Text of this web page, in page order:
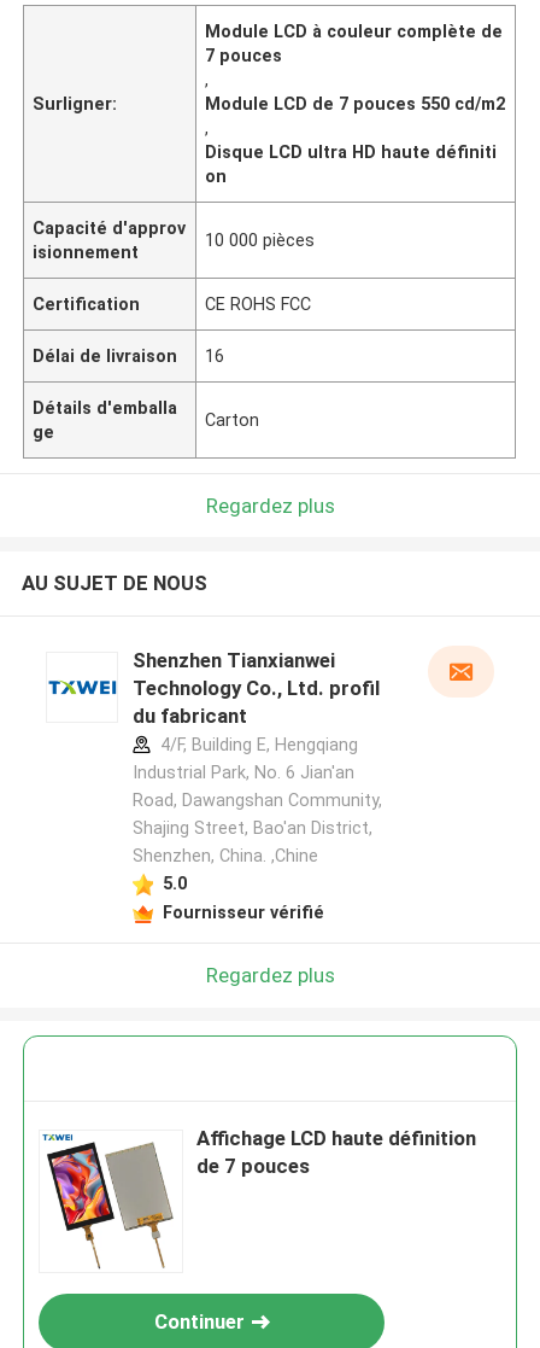
Surligner:
Module LCD à couleur complète de
7 pouces
,
Module LCD de 7 pouces 550 cd/m2
,
Disque LCD ultra HD haute définiti
on
Capacité d'approv
isionnement
10 000 pièces
Certification CE ROHS FCC
Délai de livraison 16
Détails d'emballa
ge
Carton
Regardez plus
AU SUJET DE NOUS
Shenzhen Tianxianwei
Technology Co., Ltd. profil
du fabricant
4/F, Building E, Hengqiang
Industrial Park, No. 6 Jian'an
Road, Dawangshan Community,
Shajing Street, Bao'an District,
Shenzhen, China. ,Chine
5.0
Fournisseur vérifié
Regardez plus
Affichage LCD haute définition
de 7 pouces
Continuer